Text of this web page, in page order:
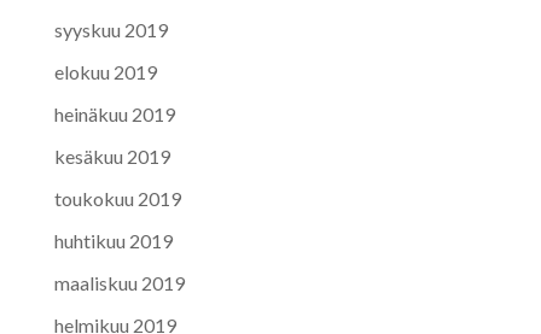
syyskuu 2019
elokuu 2019
heinäkuu 2019
kesäkuu 2019
toukokuu 2019
huhtikuu 2019
maaliskuu 2019
helmikuu 2019